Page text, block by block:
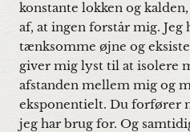
konstante lokken og
af, at ingen forstår mig.
tænksomme øjne og
giver mig lyst til at isolere
afstanden mellem mig og
eksponentielt. Du forfører
jeg har brug for. Og